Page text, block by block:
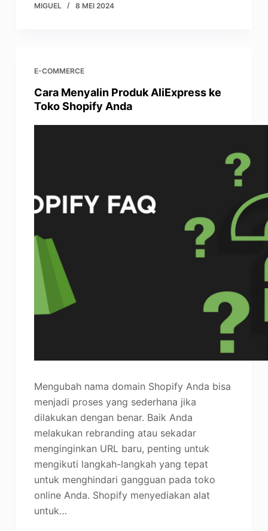
MIGUEL 8 MEI 2024
E-COMMERCE
Cara Menyalin Produk AliExpress ke
Toko Shopify Anda
Mengubah nama domain Shopify Anda bisa
menjadi proses yang sederhana jika
dilakukan dengan benar. Baik Anda
melakukan rebranding atau sekadar
menginginkan URL baru, penting untuk
mengikuti langkah-langkah yang tepat
untuk menghindari gangguan pada toko
online Anda. Shopify menyediakan alat
untuk…